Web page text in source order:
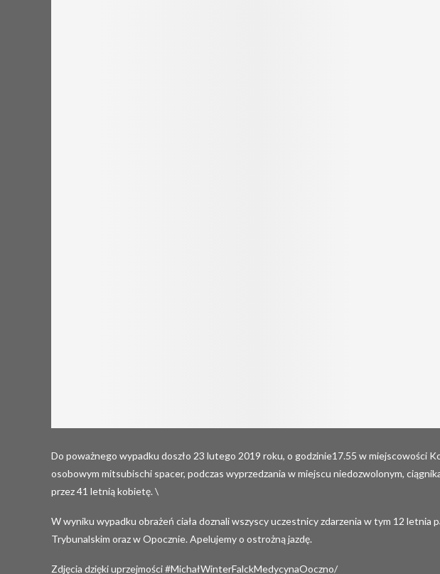
Do poważnego wypadku doszło 23 lutego 2019 roku, o godzinie17.55 w miejscowości
osobowym mitsubischi spacer, podczas wyprzedzania w miejscu niedozwolonym,
przez 41 letnią kobietę. \
W wyniku wypadku obrażeń ciała doznali wszyscy uczestnicy zdarzenia w tym 12
Trybunalskim oraz w Opocznie. Apelujemy o ostrożną jazdę.
Zdjęcia dzięki uprzejmości#MichałWinterFalckMedycynaOoczno/